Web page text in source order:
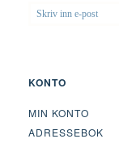
SKRIV
INN
KONTO
MIN KONTO
ADRESSEBOK